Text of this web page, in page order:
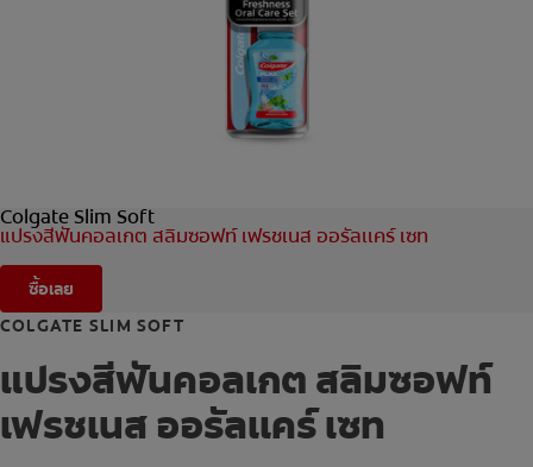
Colgate Slim Soft
แปรงสีฟันคอลเกต สลิมซอฟท์ เฟรชเนส ออรัลเเคร์ เซท
ซื้อเลย
COLGATE SLIM SOFT
แปรงสีฟันคอลเกต สลิมซอฟท์
เฟรชเนส ออรัลเเคร์ เซท